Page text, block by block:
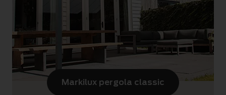
Markilux pergola classic